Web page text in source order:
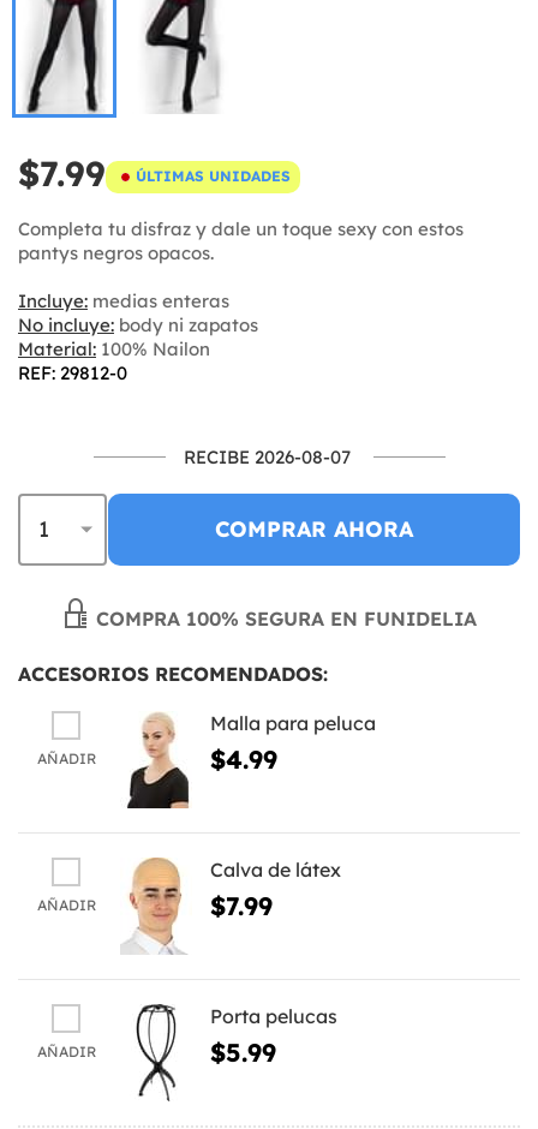
$7.99 ÚLTIMAS UNIDADES
Completa tu disfraz y dale un toque sexy con estos
pantys negros opacos.
Incluye: medias enteras
No incluye: body ni zapatos
Material: 100% Nailon
REF: 29812-0
RECIBE 2026-08-07
COMPRAR AHORA
COMPRA 100% SEGURA EN FUNIDELIA
ACCESORIOS RECOMENDADOS:
AÑADIR
Malla para peluca
$4.99
AÑADIR
Calva de látex
$7.99
AÑADIR
Porta pelucas
$5.99